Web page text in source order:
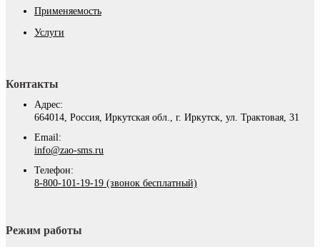
Применяемость
Услуги
Контакты
Адрес:
664014, Россия, Иркутская обл., г. Иркутск, ул. Трактовая, 31
Email:
info@zao-sms.ru
Телефон:
8-800-101-19-19 (звонок бесплатный)
Режим работы